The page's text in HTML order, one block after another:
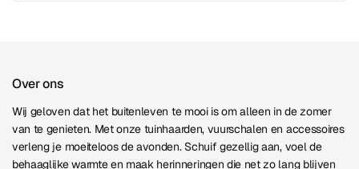
Over ons
Wij geloven dat het buitenleven te mooi is om alleen in de zomer
van te genieten. Met onze tuinhaarden, vuurschalen en accessoires
verleng je moeiteloos de avonden. Schuif gezellig aan, voel de
behaaglijke warmte en maak herinneringen die net zo lang blijven